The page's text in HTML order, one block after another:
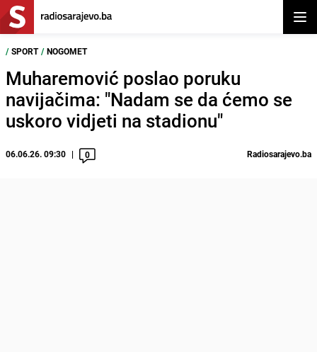
/ SPORT / NOGOMET
Muharemović poslao poruku
navijačima: "Nadam se da ćemo se
uskoro vidjeti na stadionu"
06.06.26. 09:30 0 Radiosarajevo.ba